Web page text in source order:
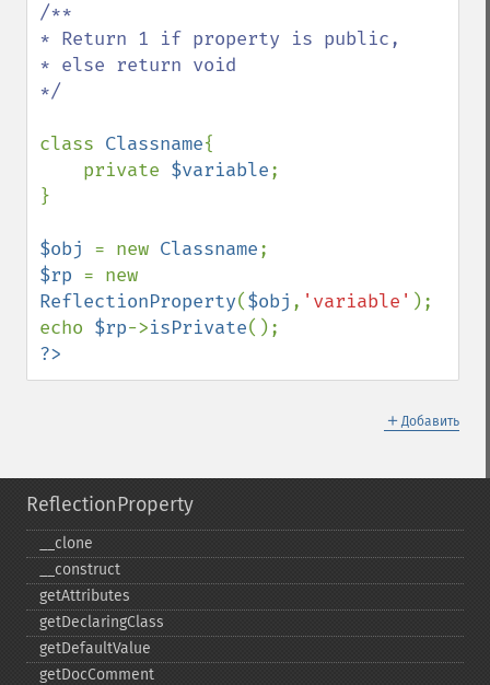
/**
* Return 1 if property is public,
* else return void
*/
class Classname{
    private
$variable;
}
$obj = new Classname
$rp
ReflectionProperty($obj , 'variable' );
echo $rp->isPrivate
?>
＋ Добавить
ReflectionProperty
_​_​clone
_​_​construct
getAttributes
getDeclaringClass
getDefaultValue
getDocComment